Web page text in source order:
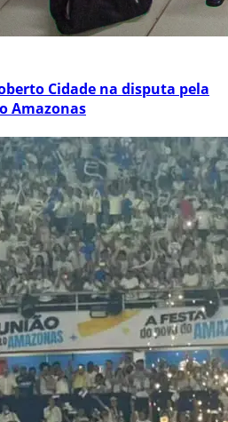
Cidade na disputa pela
Amazonas